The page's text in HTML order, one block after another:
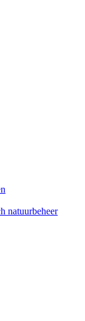
natuurbeheer